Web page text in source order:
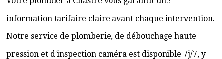
information tarifaire claire avant chaque intervention.
Notre service de plomberie, de débouchage haute
pression et d’inspection caméra est disponible 7j/7, y